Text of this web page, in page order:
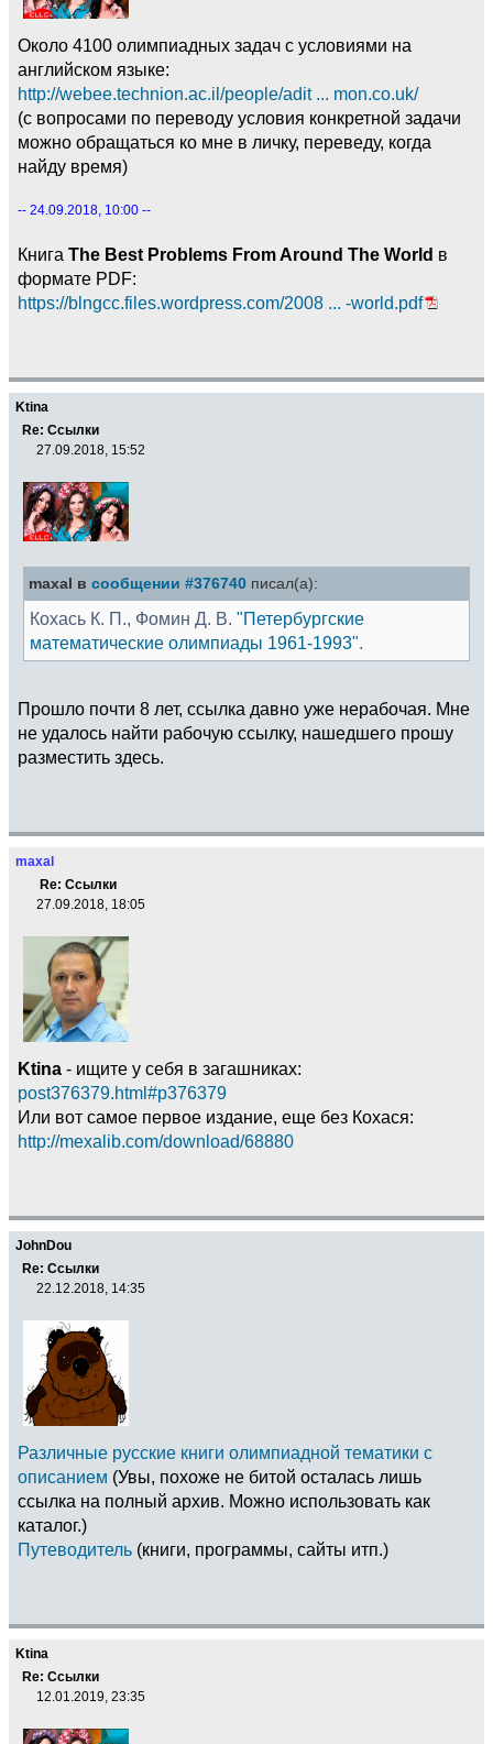
Около 4100 олимпиадных задач с условиями на
английском языке:
http://webee.technion.ac.il/people/adit ... mon.co.uk/
(с вопросами по переводу условия конкретной задачи
можно обращаться ко мне в личку, переведу, когда
найду время)
-- 24.09.2018, 10:00 --
Книга The Best Problems From Around The World в
формате PDF:
https://blngcc.files.wordpress.com/2008 ... -world.pdf
Ktina
Re: Ссылки
27.09.2018, 15:52
maxal в сообщении #376740 писал(а):
Кохась К. П., Фомин Д. В. "Петербургские
математические олимпиады 1961-1993".
Прошло почти 8 лет, ссылка давно уже нерабочая. Мне
не удалось найти рабочую ссылку, нашедшего прошу
разместить здесь.
maxal
Re: Ссылки
27.09.2018, 18:05
Ktina - ищите у себя в загашниках:
post376379.html#p376379
Или вот самое первое издание, еще без Кохася:
http://mexalib.com/download/68880
JohnDou
Re: Ссылки
22.12.2018, 14:35
Различные русские книги олимпиадной тематики с
описанием (Увы, похоже не битой осталась лишь
ссылка на полный архив. Можно использовать как
каталог.)
Путеводитель (книги, программы, сайты итп.)
Ktina
Re: Ссылки
12.01.2019, 23:35